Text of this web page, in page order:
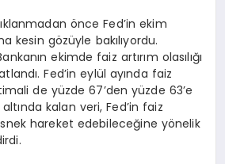
önce Fed’in ekim
kesin gözüyle bakılıyordu.
ekimde faiz artırım olasılığı
Fed’in eylül ayında faiz
de yüzde 67’den yüzde 63’e
kalan veri, Fed’in faiz
hareket edebileceğine yönelik